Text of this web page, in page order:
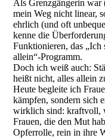
Als Grenzgängerin war
mein Weg nicht linear,
ehrlich (und oft
kenne die
Funktionieren, das „Ich
allein“-Programm.
Doch ich weiß auch:
heißt nicht, alles allein
Heute begleite ich
kämpfen, sondern sich
wirklich sind: kraftvoll,
Frauen, die den Mut
Opferrolle, rein in ihre